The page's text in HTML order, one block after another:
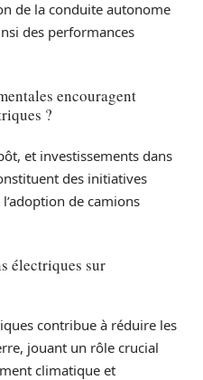
de la conduite autonome
des performances
encouragent
?
et investissements dans
des initiatives
de camions
électriques sur
contribue à réduire les
jouant un rôle crucial
climatique et